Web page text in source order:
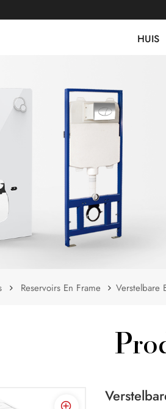
HUIS
Reservoirs En Frame Verstelbare